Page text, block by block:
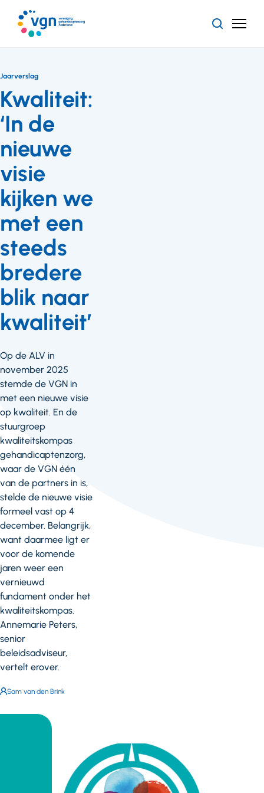
naar
hoofdinhoud
ZoekenMenu
Kwaliteit:
‘In de
nieuwe
visie
kijken we
met een
steeds
bredere
blik naar
kwaliteit’
Jaarverslag
Op de ALV in
november 2025
stemde de VGN in
met een nieuwe visie
op kwaliteit. En de
stuurgroep
kwaliteitskompas
gehandicaptenzorg,
waar de VGN één
van de partners in is,
stelde de nieuwe visie
formeel vast op 4
december. Belangrijk,
want daarmee ligt er
voor de komende
jaren weer een
vernieuwd
fundament onder het
kwaliteitskompas.
Annemarie Peters,
senior
beleidsadviseur,
vertelt erover.
Auteur:
Sam van den Brink